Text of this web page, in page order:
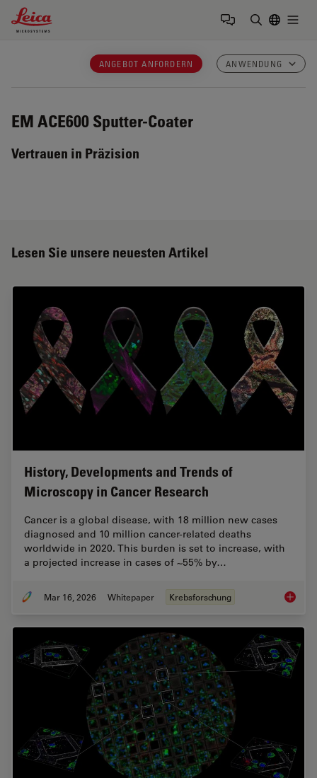
Leica Microsystems Logo
ANGEBOT ANFORDERN ANWENDUNG
EM ACE600 Sputter-Coater
Vertrauen in Präzision
Lesen Sie unsere neuesten Artikel
History, Developments and Trends of
Microscopy in Cancer Research
Cancer is a global disease, with 18 million new cases
diagnosed and 10 million cancer-related deaths
worldwide in 2020. This burden is set to increase, with
a projected increase in cases of ~55% by…
Mar 16, 2026 Whitepaper Krebsforschung